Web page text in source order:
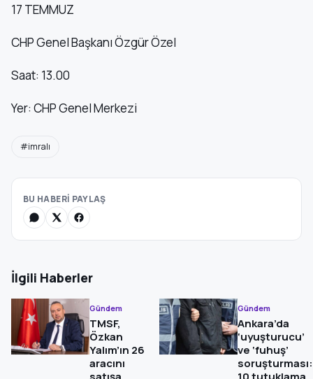
17 TEMMUZ
CHP Genel Başkanı Özgür Özel
Saat: 13.00
Yer: CHP Genel Merkezi
#imralı
BU HABERİ PAYLAŞ
İlgili Haberler
Gündem
TMSF,
Özkan
Yalım’ın 26
aracını
Gündem
Ankara’da
‘uyuşturucu’
ve ‘fuhuş’
soruşturması: